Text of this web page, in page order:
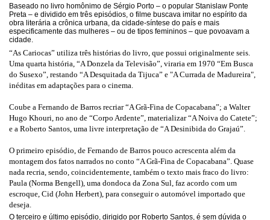
Baseado no livro homônimo de Sérgio Porto – o popular Stanislaw Ponte
Preta – e dividido em três episódios, o filme buscava imitar no espírito da
obra literária a crônica urbana, da cidade-síntese do país e mais
especificamente das mulheres – ou de tipos femininos – que povoavam a
cidade.
“As Cariocas” utiliza três histórias do livro, que possui originalmente seis.
Uma quarta história, “A Donzela da Televisão”, viraria em 1970 “Em Busca
do Susexo”, restando “A Desquitada da Tijuca” e "A Currada de Madureira",
inéditas em adaptações para o cinema.
Coube a Fernando de Barros recriar “A Grã-Fina de Copacabana”; a Walter
Hugo Khouri, no ano de “Corpo Ardente”, materializar “A Noiva do Catete”;
e a Roberto Santos, uma livre interpretação de “A Desinibida do Grajaú”.
O primeiro episódio, de Fernando de Barros pouco acrescenta além da
montagem dos fatos narrados no conto “A Grã-Fina de Copacabana”. Quase
nada recria, sendo, coincidentemente, também o texto mais fraco do livro:
Paula (Norma Bengell), uma dondoca da Zona Sul, faz acordo com um
escroque, Cid (John Herbert), para conseguir o automóvel importado que
deseja.
O terceiro e último episódio, dirigido por Roberto Santos, é sem dúvida o